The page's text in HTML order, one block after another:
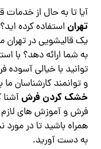
آیا تا به حال از
تهران استفاده کرده
یک قالیشویی در
به شما ارائه دهد؟ با
توانید با خیالی آسوده
و توانمند کارشناسان
خشک کردن فرش
فرش و آموزش های لازم
همراه باشید تا در
به دست آورید.